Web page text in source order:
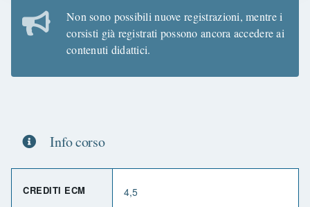
Info corso
CREDITI ECM 4,5
Non sono possibili nuove registrazioni, mentre i
corsisti già registrati possono ancora accedere ai
contenuti didattici.